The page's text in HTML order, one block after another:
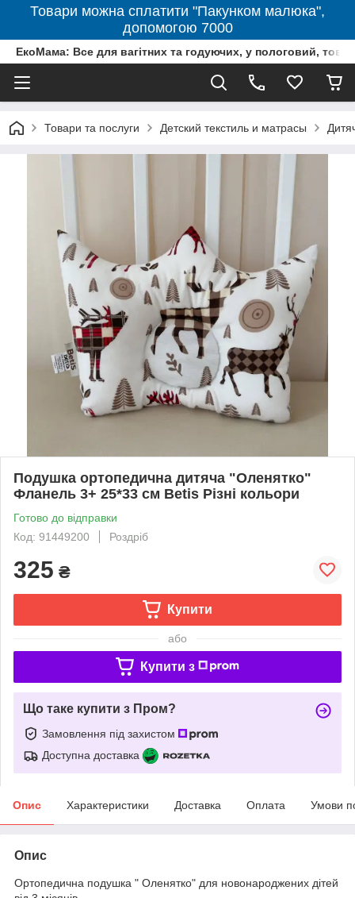
Товари можна сплатити "Пакунком малюка",
допомогою 7000
ЕкоМама: Все для вагітних та годуючих, у пологовий,
Товари та послуги Детский текстиль и матрасы
Подушка ортопедична дитяча "Оленятко"
Фланель 3+ 25*33 см Betis Різні кольори
Готово до відправки
Код: 91449200
Роздріб
325 ₴
Купити
або
Купити з
Що таке купити з Пром?
Замовлення під захистом
Доступна доставка
Опис Характеристики Доставка Оплата Умови
Опис
Ортопедична подушка " Оленятко" для новонароджених дітей